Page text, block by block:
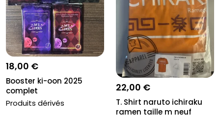
18,00 €
Booster ki-oon 2025
complet
Produits dérivés
22,00 €
T. Shirt naruto ichiraku
ramen taille m neuf